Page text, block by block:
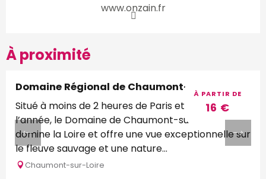
www.onzain.fr
À proximité
À PARTIR DE
16 €
Domaine Régional de Chaumont-sur-Loire
Situé à moins de 2 heures de Paris et ouvert toute
l’année, le Domaine de Chaumont-sur-Loire
domine la Loire et offre une vue exceptionnelle sur
le fleuve sauvage et une nature...
Chaumont-sur-Loire